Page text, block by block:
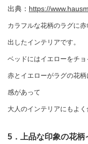
出典： https://
カラフルな花柄のラグに
出したインテリアです。
ベッドにはイエローをチョ
赤とイエローがラグの花
感があって
大人のインテリアにもよく
5．上品な印象の花柄